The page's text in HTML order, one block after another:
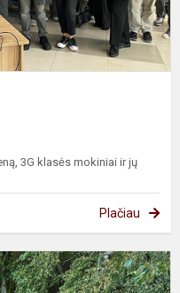
3G klasės mokiniai ir jų
Plačiau